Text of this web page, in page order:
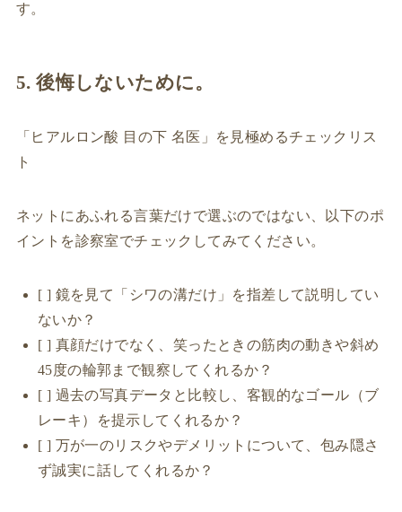
す。
5. 後悔しないために。
「ヒアルロン酸 目の下 名医」を見極めるチェックリス
ト
ネットにあふれる言葉だけで選ぶのではない、以下のポ
イントを診察室でチェックしてみてください。
[ ] 鏡を見て「シワの溝だけ」を指差して説明してい
ないか？
[ ] 真顔だけでなく、笑ったときの筋肉の動きや斜め
45度の輪郭まで観察してくれるか？
[ ] 過去の写真データと比較し、客観的なゴール（ブ
レーキ）を提示してくれるか？
[ ] 万が一のリスクやデメリットについて、包み隠さ
ず誠実に話してくれるか？